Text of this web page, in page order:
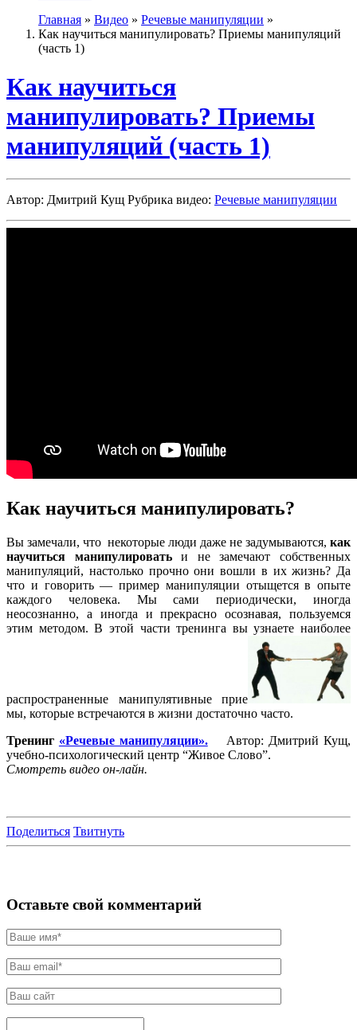
Главная » Видео » Речевые манипуляции »
Как научиться манипулировать? Приемы манипуляций
(часть 1)
Как научиться
манипулировать? Приемы
манипуляций (часть 1)
Автор: Дмитрий Кущ Рубрика видео: Речевые манипуляции
Как научиться манипулировать?
Вы замечали, что некоторые люди даже не задумываются, как
научиться манипулироватьи не замечают собственных
манипуляций, настолько прочно они вошли в их жизнь? Да
что и говорить — пример манипуляции отыщется в опыте
каждого человека. Мы сами периодически, иногда
неосознанно, а иногда и прекрасно осознавая, пользуемся
этим методом. В этой части тренинга вы узнаете наиболее
распространенные манипулятивные прие
мы, которые встречаются в жизни достаточно часто.
Тренинг «Речевые манипуляции».Автор: Дмитрий Кущ,
учебно-психологический центр “Живое Слово”.
Смотреть видео он-лайн.
Поделиться Твитнуть
Оставьте свой комментарий